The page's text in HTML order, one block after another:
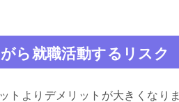
ら就職活動するリスク
トよりデメリットが大きくなりま